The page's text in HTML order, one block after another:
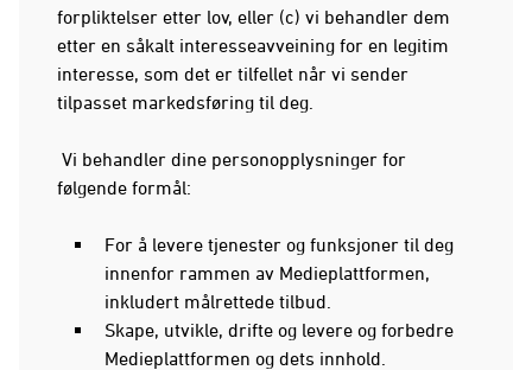
forpliktelser etter lov, eller (c) vi behandler dem
etter en såkalt interesseavveining for en legitim
interesse, som det er tilfellet når vi sender
tilpasset markedsføring til deg.
Vi behandler dine personopplysninger for
følgende formål:
For å levere tjenester og funksjoner til deg
innenfor rammen av Medieplattformen,
inkludert målrettede tilbud.
Skape, utvikle, drifte og levere og forbedre
Medieplattformen og dets innhold.